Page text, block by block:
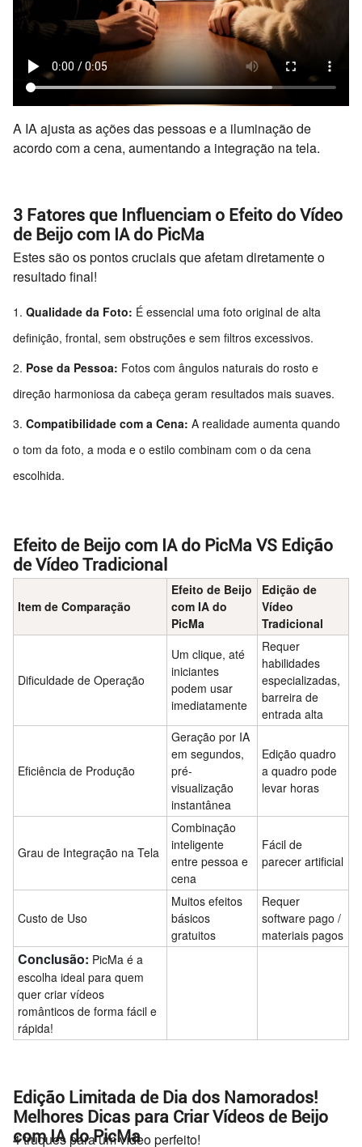
A IA ajusta as ações das pessoas e a iluminação de
acordo com a cena, aumentando a integração na tela.
3 Fatores que Influenciam o Efeito do Vídeo
de Beijo com IA do PicMa
Estes são os pontos cruciais que afetam diretamente o
resultado final!
Qualidade da Foto: É essencial uma foto original de alta
definição, frontal, sem obstruções e sem filtros excessivos.
Pose da Pessoa: Fotos com ângulos naturais do rosto e
direção harmoniosa da cabeça geram resultados mais suaves.
Compatibilidade com a Cena: A realidade aumenta quando
o tom da foto, a moda e o estilo combinam com o da cena
escolhida.
Efeito de Beijo com IA do PicMa VS Edição
de Vídeo Tradicional
Item de Comparação
Efeito de Beijo
com IA do
PicMa
Edição de
Vídeo
Tradicional
Dificuldade de Operação
Um clique, até
iniciantes
podem usar
imediatamente
Requer
habilidades
especializadas,
barreira de
entrada alta
Eficiência de Produção
Geração por IA
em segundos,
pré-
visualização
instantânea
Edição quadro
a quadro pode
levar horas
Grau de Integração na Tela
Combinação
inteligente
entre pessoa e
cena
Fácil de
parecer artificial
Custo de Uso
Muitos efeitos
básicos
gratuitos
Requer
software pago /
materiais pagos
Conclusão: PicMa é a
escolha ideal para quem
quer criar vídeos
românticos de forma fácil e
rápida!
Edição Limitada de Dia dos Namorados!
Melhores Dicas para Criar Vídeos de Beijo
com IA do PicMa
4 truques para um vídeo perfeito!